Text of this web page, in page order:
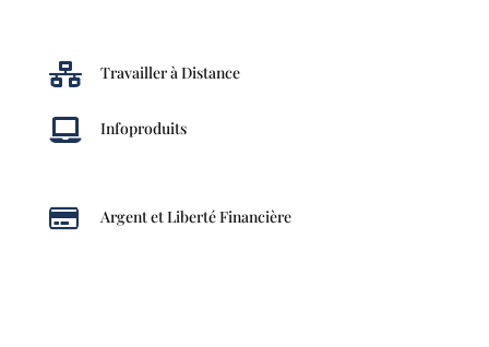
 Travailler à Distance
 Infoproduits
 Argent et Liberté Financière